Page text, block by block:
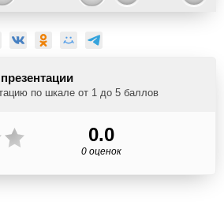
по шкале от 1 до 5 баллов
0.0
0 оценок